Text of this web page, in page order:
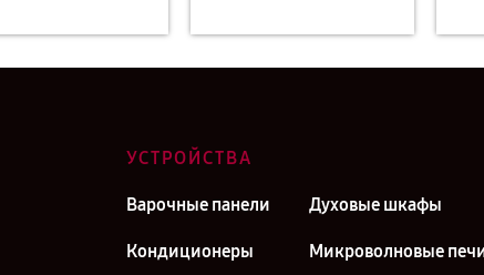
УСТРОЙСТВА
Варочные панели Духовые шкафы
Кондиционеры Микроволновые